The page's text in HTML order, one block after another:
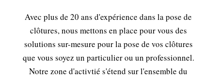
Avec plus de 20 ans d'expérience dans la pose de
clôtures, nous mettons en place pour vous des
solutions sur-mesure pour la pose de vos clôtures
que vous soyez un particulier ou un professionnel.
Notre zone d'activtié s'étend sur l'ensemble du